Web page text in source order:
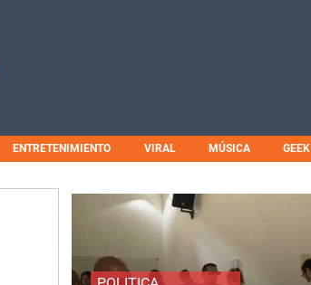
ENTRETENIMIENTO VIRAL MÚSICA GEEK